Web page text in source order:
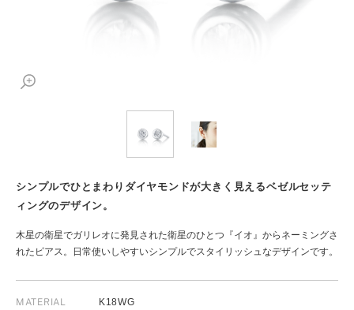
シンプルでひとまわりダイヤモンドが大きく見えるベゼルセッテ
ィングのデザイン。
木星の衛星でガリレオに発見された衛星のひとつ『イオ』からネーミングさ
れたピアス。日常使いしやすいシンプルでスタイリッシュなデザインです。
MATERIAL K18WG